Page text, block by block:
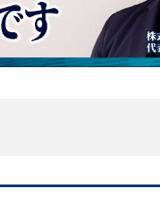
ち情報
ダウンロード
ナー